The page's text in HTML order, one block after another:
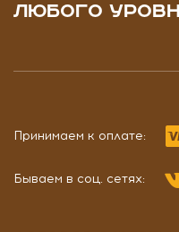
ЛЮБОГО
Принимаем к оплате:
Бываем в соц. сетях: